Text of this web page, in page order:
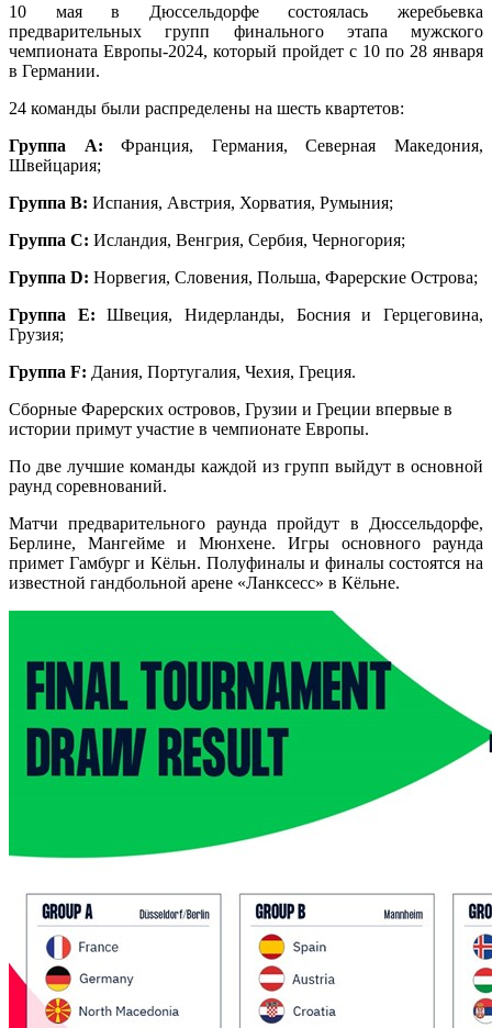
10 мая в Дюссельдорфе состоялась жеребьевка
предварительных групп финального этапа мужского
чемпионата Европы-2024, который пройдет с 10 по 28 января
в Германии.
24 команды были распределены на шесть квартетов:
Группа А:Франция, Германия, Северная Македония,
Швейцария;
Группа В: Испания, Австрия, Хорватия, Румыния;
Группа С: Исландия, Венгрия, Сербия, Черногория;
Группа D: Норвегия, Словения, Польша, Фарерские Острова;
Группа Е:Швеция, Нидерланды, Босния и Герцеговина,
Грузия;
Группа F: Дания, Португалия, Чехия, Греция.
Сборные Фарерских островов, Грузии и Греции впервые в
истории примут участие в чемпионате Европы.
По две лучшие команды каждой из групп выйдут в основной
раунд соревнований.
Матчи предварительного раунда пройдут в Дюссельдорфе,
Берлине, Мангейме и Мюнхене. Игры основного раунда
примет Гамбург и Кёльн. Полуфиналы и финалы состоятся на
известной гандбольной арене «Ланксесс» в Кёльне.